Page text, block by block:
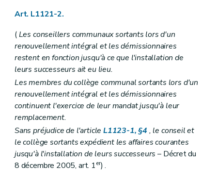
Art. L1124-46
Art. L1124-47
Art. L1124-48
Art. L1124-49
Chapitre V Incompatibilités et conflits d'intérêts
Art. L1125-1
Art. L1125-2
Art. L1125-3
Art. L1125-4
Art. L1125-5
Art. L1125-6
Art. L1125-7
Art. L1125-8
Art. L1125-9
Art. L1125-10
Chapitre VI Le serment
Art. L1121-2.
(Les conseillers communaux sortants lors d'un
renouvellement intégral et les démissionnaires
restent en fonction jusqu'à ce que l'installation de
leurs successeurs ait eu lieu.
Les membres du collège communal sortants lors d'un
renouvellement intégral et les démissionnaires
continuent l'exercice de leur mandat jusqu'à leur
remplacement.
Sans préjudice de l'article L1123-1, §4 , le conseil et
le collège sortants expédient les affaires courantes
jusqu'à l'installation de leurs successeurs – Décret du
8 décembre 2005, art. 1er) .